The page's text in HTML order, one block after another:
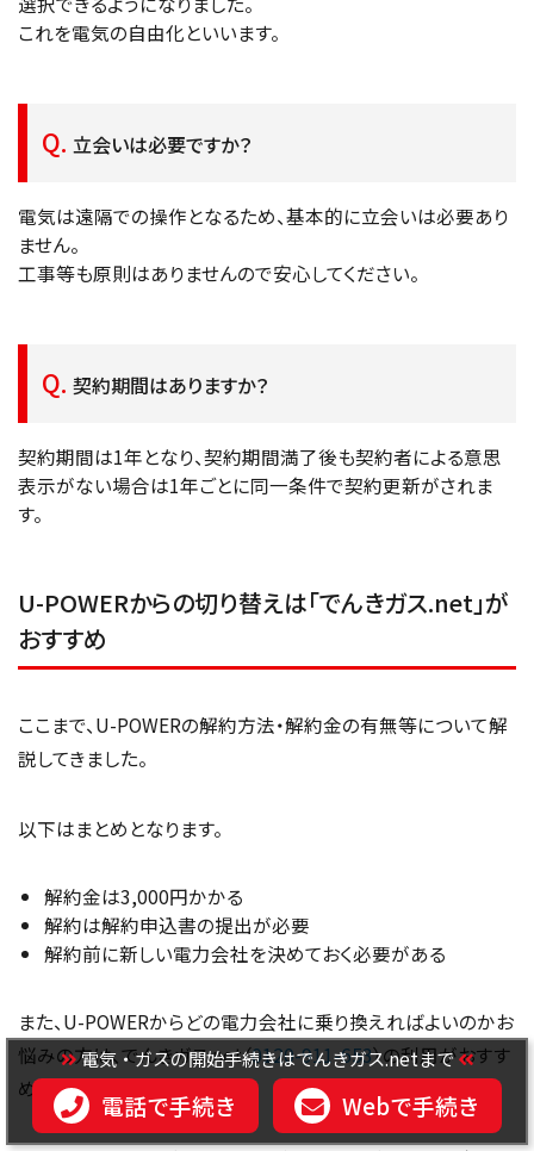
これを電気の自由化といいます。
立会いは必要ですか？
電気は遠隔での操作となるため、基本的に立会いは必要あり
ません。
工事等も原則はありませんので安心してください。
契約期間はありますか？
契約期間は1年となり、契約期間満了後も契約者による意思
表示がない場合は1年ごとに同一条件で契約更新がされま
す。
U-POWERからの切り替えは「でんきガス.net」が
おすすめ
ここまで、U-POWERの解約方法・解約金の有無等について解
説してきました。
以下はまとめとなります。
解約金は3,000円かかる
解約は解約申込書の提出が必要
解約前に新しい電力会社を決めておく必要がある
また、U-POWERからどの電力会社に乗り換えればよいのかお
悩みの方は、でんきガス.net（0120-911-653）の利用がおすす
めです。
電気・ガスの開始手続きはでんきガス.netまで
電話で手続き Webで手続き